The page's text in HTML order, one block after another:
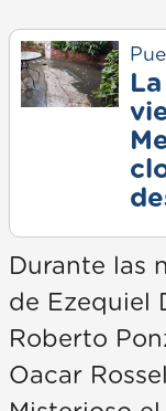
Durante las
de Ezequiel
Roberto
Oacar